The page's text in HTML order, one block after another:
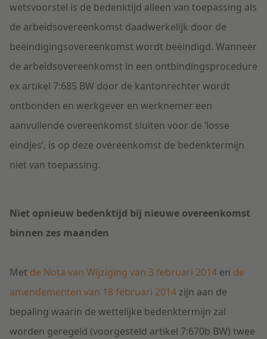
wetsvoorstel is de bedenktijd alleen van toepassing als
de arbeidsovereenkomst daadwerkelijk door de
beëindigingsovereenkomst wordt beëindigd. Wanneer
de arbeidsovereenkomst in een ontbindingsprocedure
ex artikel 7:685 BW door de kantonrechter wordt
ontbonden en werkgever en werknemer een
aanvullende overeenkomst sluiten voor de ‘losse
eindjes’, is op deze overeenkomst de bedenktermijn
niet van toepassing.
Niet opnieuw bedenktijd bij nieuwe overeenkomst
binnen zes maanden
Met de Nota van Wijziging van 3 februari 2014 en de
amendementen van 18 februari 2014 zijn aan de
bepaling waarin de wettelijke bedenktermijn zal
worden geregeld (voorgesteld artikel 7:670b BW) twee